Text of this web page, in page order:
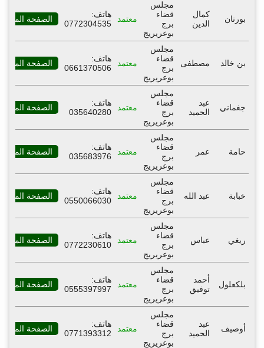
بورنان
كمال
الدين
مجلس
قضاء
برج
بوعريريج
معتمد
هاتف:
0772304535
الصفحة المهنية
بن خالد مصطفى
مجلس
قضاء
برج
بوعريريج
معتمد
هاتف:
0661370506
الصفحة المهنية
جغماني
عبد
الحميد
مجلس
قضاء
برج
بوعريريج
معتمد
هاتف:
035640280
الصفحة المهنية
حامة عمر
مجلس
قضاء
برج
بوعريريج
معتمد
هاتف:
035683976
الصفحة المهنية
خبابة عبد الله
مجلس
قضاء
برج
بوعريريج
معتمد
هاتف:
0550066030
الصفحة المهنية
ريغي عباس
مجلس
قضاء
برج
بوعريريج
معتمد
هاتف:
0772230610
الصفحة المهنية
بلكعلول
أحمد
توفيق
مجلس
قضاء
برج
بوعريريج
معتمد
هاتف:
0555397997
الصفحة المهنية
أوصيف
عبد
الحميد
مجلس
قضاء
برج
بوعريريج
معتمد
هاتف:
0771393312
الصفحة المهنية